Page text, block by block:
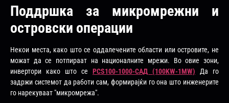
Поддршка за микромрежни и
островски операции
Некои места, како што се оддалечените области или островите, не
можат да се потпираат на националните мрежи. Во овие зони,
инвертори како што се PCS100-1000-САД (100KW-1MW) Да го
задржи системот да работи сам, формирајќи го она што инженерите
го нарекуваат "микромрежа".